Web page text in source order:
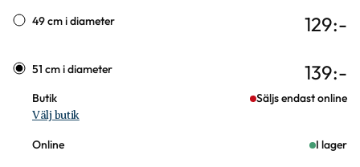
Varianter
49 cm i diameter 129:-
51 cm i diameter 139:-
Butik Säljs endast online
Välj butik
Online I lager